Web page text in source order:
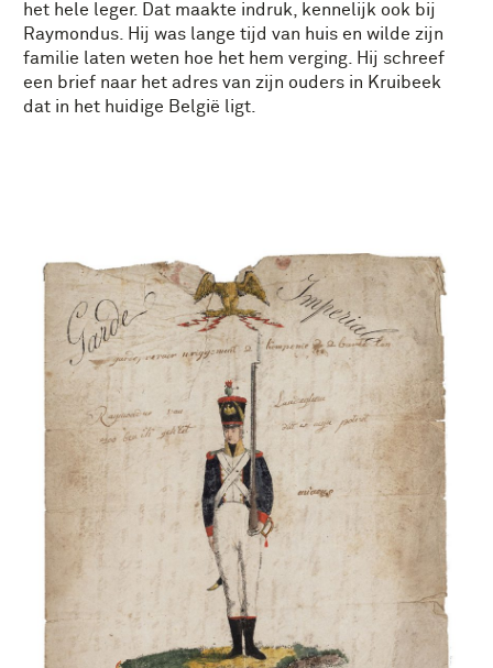
het hele leger. Dat maakte indruk, kennelijk ook bij
Raymondus. Hij was lange tijd van huis en wilde zijn
familie laten weten hoe het hem verging. Hij schreef
een brief naar het adres van zijn ouders in Kruibeek
dat in het huidige België ligt.